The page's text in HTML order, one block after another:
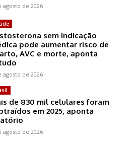
agosto de 2026
sem indicação
pode aumentar risco de
AVC e morte, aponta
agosto de 2026
de 830 mil celulares foram
em 2025, aponta
agosto de 2026